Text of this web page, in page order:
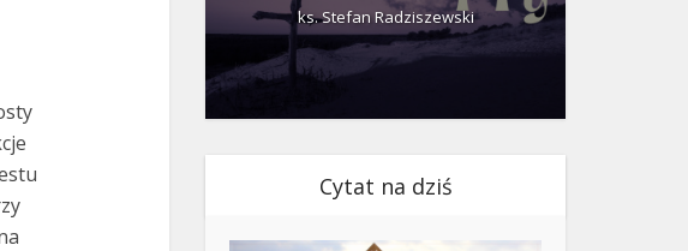
ks. Stefan Radziszewski
Cytat na dziś